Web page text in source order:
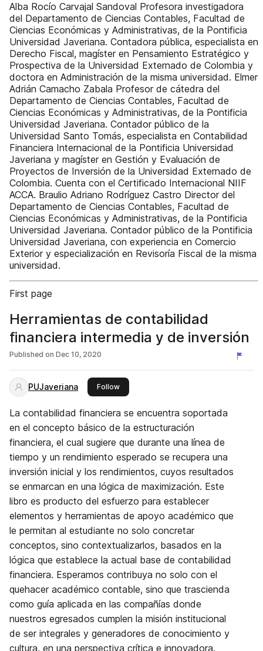
Alba Rocío Carvajal Sandoval Profesora investigadora
del Departamento de Ciencias Contables, Facultad de
Ciencias Económicas y Administrativas, de la Pontificia
Universidad Javeriana. Contadora pública, especialista en
Derecho Fiscal, magíster en Pensamiento Estratégico y
Prospectiva de la Universidad Externado de Colombia y
doctora en Administración de la misma universidad. Elmer
Adrián Camacho Zabala Profesor de cátedra del
Departamento de Ciencias Contables, Facultad de
Ciencias Económicas y Administrativas, de la Pontificia
Universidad Javeriana. Contador público de la
Universidad Santo Tomás, especialista en Contabilidad
Financiera Internacional de la Pontificia Universidad
Javeriana y magíster en Gestión y Evaluación de
Proyectos de Inversión de la Universidad Externado de
Colombia. Cuenta con el Certificado Internacional NIIF
ACCA. Braulio Adriano Rodríguez Castro Director del
Departamento de Ciencias Contables, Facultad de
Ciencias Económicas y Administrativas, de la Pontificia
Universidad Javeriana. Contador público de la Pontificia
Universidad Javeriana, con experiencia en Comercio
Exterior y especialización en Revisoría Fiscal de la misma
universidad.
First page
Herramientas de contabilidad
financiera intermedia y de inversión
Published on Dec 10, 2020
PUJaveriana Followthis publisher
La contabilidad financiera se encuentra soportada
en el concepto básico de la estructuración
financiera, el cual sugiere que durante una línea de
tiempo y un rendimiento esperado se recupera una
inversión inicial y los rendimientos, cuyos resultados
se enmarcan en una lógica de maximización. Este
libro es producto del esfuerzo para establecer
elementos y herramientas de apoyo académico que
le permitan al estudiante no solo concretar
conceptos, sino contextualizarlos, basados en la
lógica que establece la actual base de contabilidad
financiera. Esperamos contribuya no solo con el
quehacer académico contable, sino que trascienda
como guía aplicada en las compañías donde
nuestros egresados cumplen la misión institucional
de ser integrales y generadores de conocimiento y
cultura, en una perspectiva crítica e innovadora.